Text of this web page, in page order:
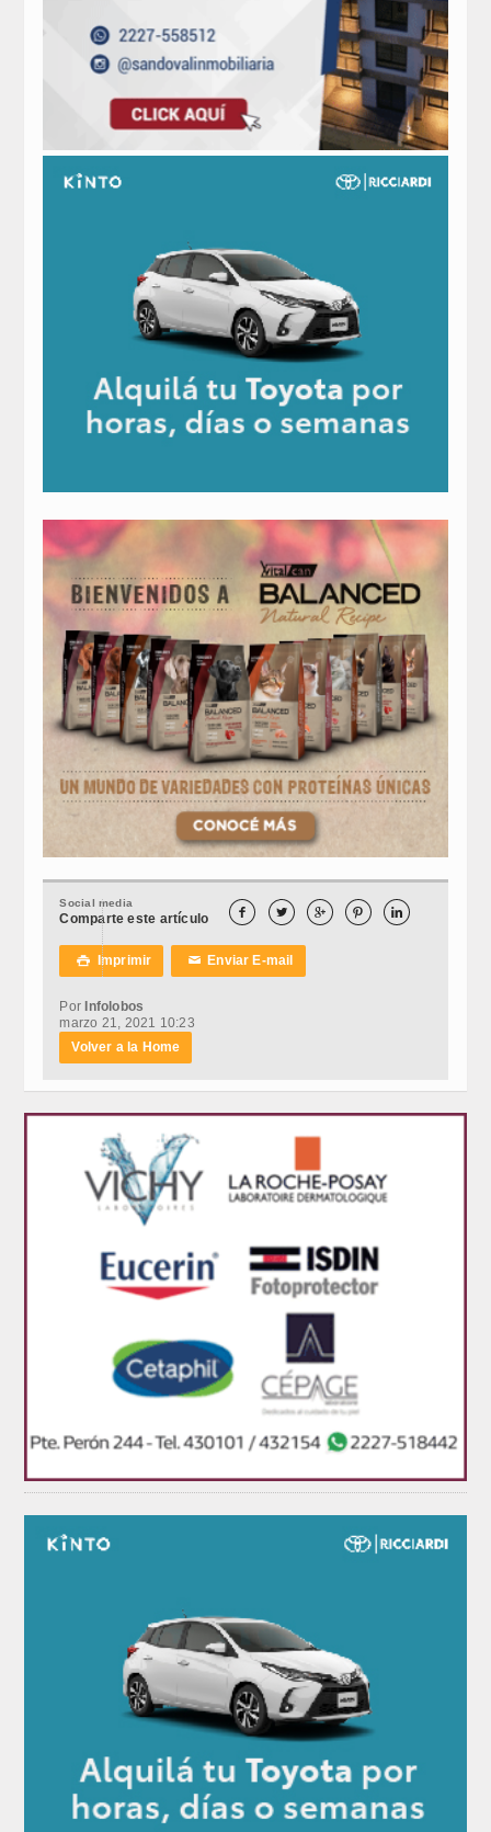
Social media
Comparte este artículo     
 Imprimir ✉Enviar E-mail
Por Infolobos
marzo 21, 2021 10:23
Volver a la Home